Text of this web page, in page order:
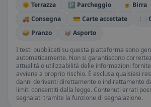
🌞 Terrazza 🅿️ Parcheggio 🍺 Birra
🚚 Consegna
💳 Carte accettate
🍽️
🥪 Pranzo
🥡 Asporto
I testi pubblicati su questa piattaforma sono
automaticamente. Non si garantiscono
attualità o utilizzabilità delle informazioni
avviene a proprio rischio. È esclusa qualsiasi
danni derivanti direttamente o indirettamente
limiti consentiti dalla legge. Contenuti errati
segnalati tramite la funzione di segnalazione.